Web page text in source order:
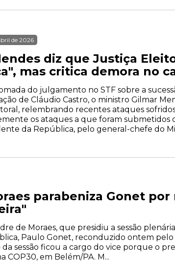
de 2026
diz que Justiça
mas critica demora no
do julgamento no STF sobre a
de Cláudio Castro, o ministro Gilmar
relembrando recentes ataques
os ataques a que foram submetidos
da República, pelo general-chefe do
parabeniza Gonet por
de Moraes, que presidiu a sessão
Paulo Gonet, reconduzido ontem pelo
sessão ficou a cargo do vice porque o
COP30, em Belém/PA. M...